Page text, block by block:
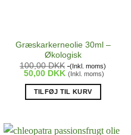
Græskarkerneolie 30ml –
Økologisk
100,00DKK (Inkl. moms)
50,00 DKK (Inkl. moms)
TILFØJ TIL KURV